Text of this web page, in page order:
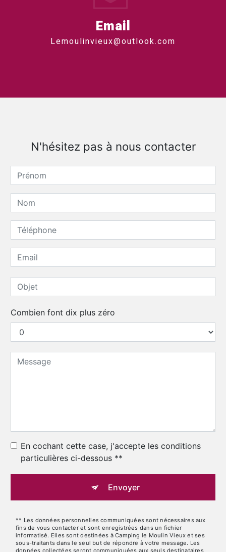
Email
lemoulinvieux@outlook.com
N'hésitez pas à nous contacter
Combien font dix plus zéro
En cochant cette case, j'accepte les conditions
particulières ci-dessous **
Envoyer
** Les données personnelles communiquées sont nécessaires aux
fins de vous contacter et sont enregistrées dans un fichier
informatisé. Elles sont destinées à Camping le Moulin Vieux et ses
sous-traitants dans le seul but de répondre à votre message. Les